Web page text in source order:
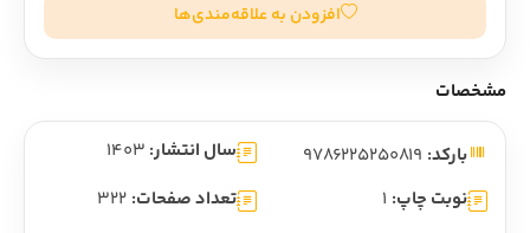
افزودن به علاقه‌مندی‌ها
مشخصات
بارکد: سال انتشار: 1403
نوبت چاپ: 1 تعداد صفحات: 322